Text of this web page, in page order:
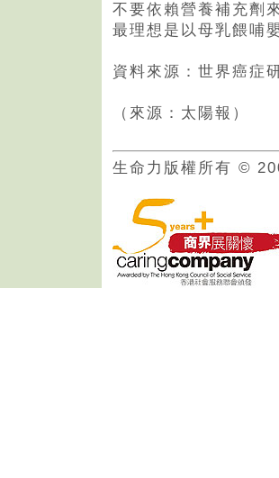
不要依賴營養補充劑
最理想是以母乳餵哺
資料來源：世界癌症
（來源：太陽報）
生命力版權所有 ©